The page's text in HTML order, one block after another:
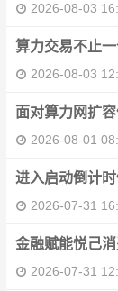
2026-08-03
算力交易不止
2026-08-03
面对算力网扩
2026-08-01
进入启动倒计
2026-07-31
金融赋能悦己
2026-07-31